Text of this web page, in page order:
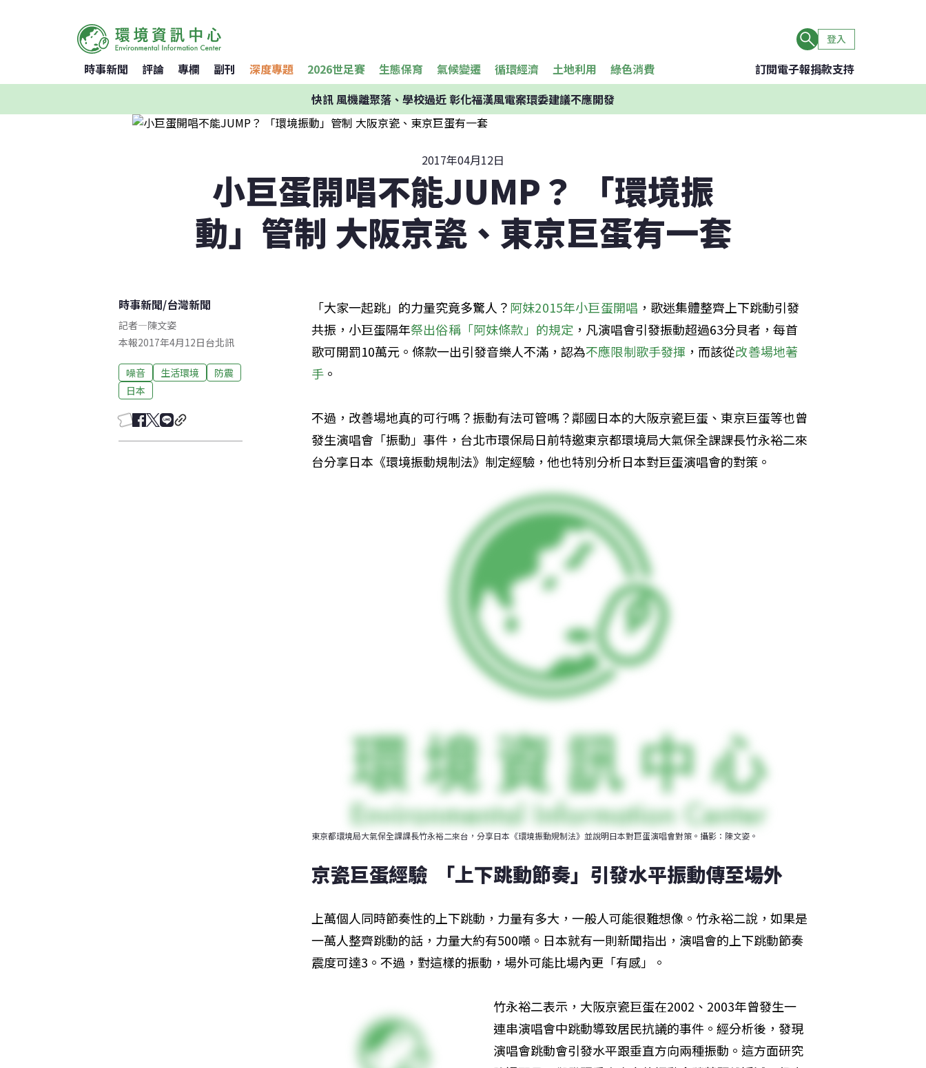
登入
時事新聞 評論 專欄 副刊 深度專題 2026世足賽 生態保育 氣候變遷 循環經濟 土地利用 綠色消費 訂閱電子報捐款支持
快訊風機離聚落、學校過近 彰化福漢風電案環委建議不應開發
2017年04月12日
小巨蛋開唱不能JUMP？ 「環境振
動」管制 大阪京瓷、東京巨蛋有一套
時事新聞/台灣新聞
記者—陳文姿
本報2017年4月12日台北訊
噪音 生活環境
防震
日本
「大家一起跳」的力量究竟多驚人？阿妹2015年小巨蛋開唱 ，歌迷集體整齊上下跳動引發
共振，小巨蛋隔年祭出俗稱「阿妹條款」的規定 ，凡演唱會引發振動超過63分貝者，每首
歌可開罰10萬元。條款一出引發音樂人不滿，認為不應限制歌手發揮 ，而該從改善場地著
手 。
不過，改善場地真的可行嗎？振動有法可管嗎？鄰國日本的大阪京瓷巨蛋、東京巨蛋等也曾
發生演唱會「振動」事件，台北市環保局日前特邀東京都環境局大氣保全課課長竹永裕二來
台分享日本《環境振動規制法》制定經驗，他也特別分析日本對巨蛋演唱會的對策。
東京都環境局大氣保全課課長竹永裕二來台，分享日本《環境振動規制法》並說明日本對巨蛋演唱會對策。攝影：陳文姿。
京瓷巨蛋經驗  「上下跳動節奏」引發水平振動傳至場外
上萬個人同時節奏性的上下跳動，力量有多大，一般人可能很難想像。竹永裕二說，如果是
一萬人整齊跳動的話，力量大約有500噸。日本就有一則新聞指出，演唱會的上下跳動節奏
震度可達3。不過，對這樣的振動，場外可能比場內更「有感」。
竹永裕二表示，大阪京瓷巨蛋在2002、2003年曾發生一
連串演唱會中跳動導致居民抗議的事件。經分析後，發現
演唱會跳動會引發水平跟垂直方向兩種振動。這方面研究